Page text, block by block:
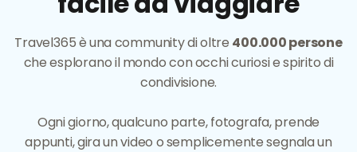
Travel365 è una community di oltre 400.000 persone
che esplorano il mondo con occhi curiosi e spirito di
condivisione.
Ogni giorno, qualcuno parte, fotografa, prende
appunti, gira un video o semplicemente segnala un